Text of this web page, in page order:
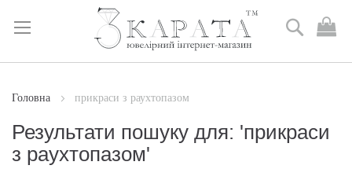
Skip
Content
Пошук
Головна прикраси з раухтопазом
Результати пошуку для: 'прикраси
з раухтопазом'